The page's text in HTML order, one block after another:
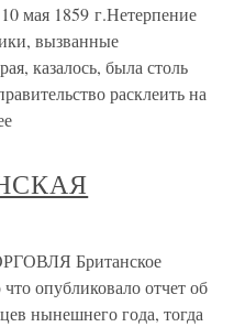
1859 г.Нетерпение
вызванные
казалось, была столь
расклеить на
Британское
опубликовало отчет об
нынешнего года, тогда